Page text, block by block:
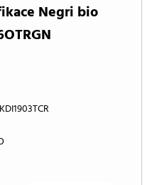
Negri bio